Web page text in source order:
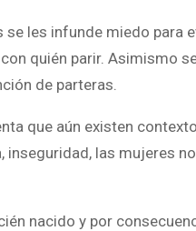
se les infunde miedo para
quién parir. Asimismo
de parteras.
que aún existen
las mujeres
nacido y por